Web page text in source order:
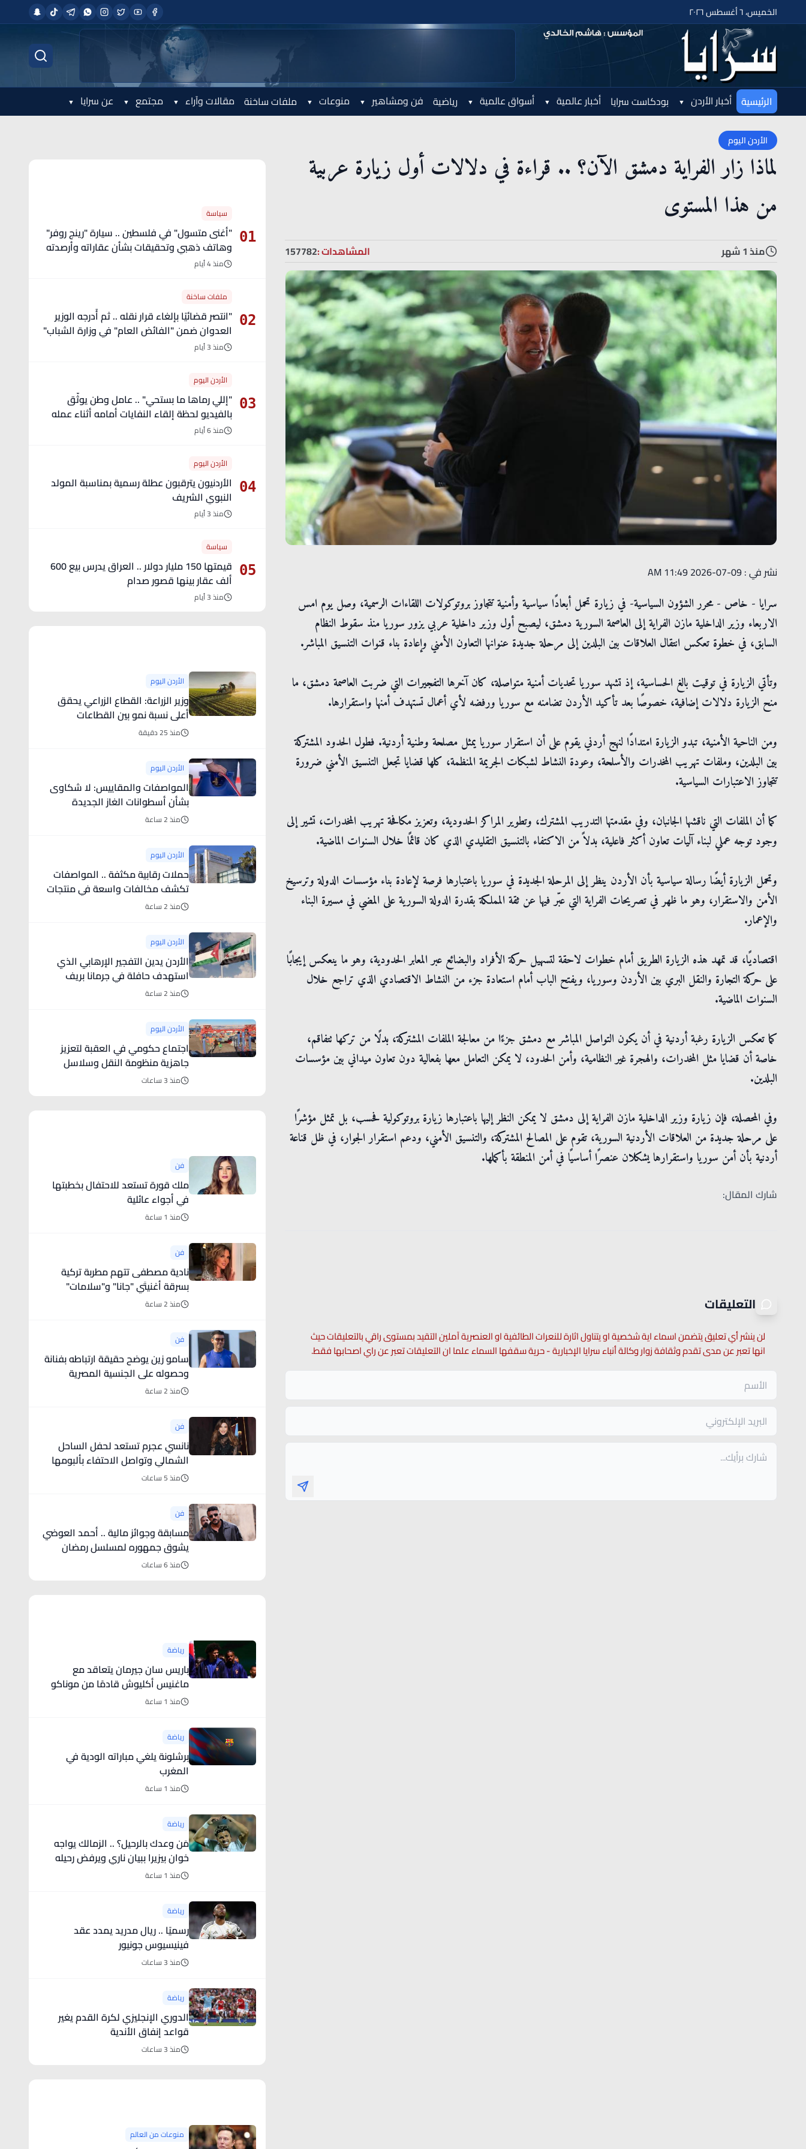
الخميس، ٦ أغسطس ٢٠٢٦
الرئيسية أخبار الأردن بودكاست سرايا أخبار عالمية أسواق عالمية رياضية فن ومشاهير منوعات ملفات ساخنة مقالات وآراء مجتمع عن سرايا
الأردن اليوم
لماذا زار الفراية دمشق الآن؟ .. قراءة في دلالات أول زيارة عربية
من هذا المستوى
منذ 1 شهر المشاهدات :157782
نشر في : 09-07-2026 11:49 AM
سرايا - خاص - محرر الشؤون السياسية- في زيارة تحمل أبعادًا سياسية وأمنية تتجاوز بروتوكولات اللقاءات الرسمية، وصل يوم امس
الاربعاء وزير الداخلية مازن الفراية إلى العاصمة السورية دمشق، ليصبح أول وزير داخلية عربي يزور سوريا منذ سقوط النظام
السابق، في خطوة تعكس انتقال العلاقات بين البلدين إلى مرحلة جديدة عنوانها التعاون الأمني وإعادة بناء قنوات التنسيق المباشر.
وتأتي الزيارة في توقيت بالغ الحساسية، إذ تشهد سوريا تحديات أمنية متواصلة، كان آخرها التفجيرات التي ضربت العاصمة دمشق، ما
منح الزيارة دلالات إضافية، خصوصًا بعد تأكيد الأردن تضامنه مع سوريا ورفضه لأي أعمال تستهدف أمنها واستقرارها.
ومن الناحية الأمنية، تبدو الزيارة امتدادًا لنهج أردني يقوم على أن استقرار سوريا يمثل مصلحة وطنية أردنية. فطول الحدود المشتركة
بين البلدين، وملفات تهريب المخدرات والأسلحة، وعودة النشاط لشبكات الجريمة المنظمة، كلها قضايا تجعل التنسيق الأمني ضرورة
تتجاوز الاعتبارات السياسية.
كما أن الملفات التي ناقشها الجانبان، وفي مقدمتها التدريب المشترك، وتطوير المراكز الحدودية، وتعزيز مكافحة تهريب المخدرات، تشير إلى
وجود توجه عملي لبناء آليات تعاون أكثر فاعلية، بدلاً من الاكتفاء بالتنسيق التقليدي الذي كان قائمًا خلال السنوات الماضية.
وتحمل الزيارة أيضًا رسالة سياسية بأن الأردن ينظر إلى المرحلة الجديدة في سوريا باعتبارها فرصة لإعادة بناء مؤسسات الدولة وترسيخ
الأمن والاستقرار، وهو ما ظهر في تصريحات الفراية التي عبّر فيها عن ثقة المملكة بقدرة الدولة السورية على المضي في مسيرة البناء
والإعمار.
اقتصاديًا، قد تمهد هذه الزيارة الطريق أمام خطوات لاحقة لتسهيل حركة الأفراد والبضائع عبر المعابر الحدودية، وهو ما ينعكس إيجابًا
على حركة التجارة والنقل البري بين الأردن وسوريا، ويفتح الباب أمام استعادة جزء من النشاط الاقتصادي الذي تراجع خلال
السنوات الماضية.
كما تعكس الزيارة رغبة أردنية في أن يكون التواصل المباشر مع دمشق جزءًا من معالجة الملفات المشتركة، بدلًا من تركها تتفاقم،
خاصة أن قضايا مثل المخدرات، والهجرة غير النظامية، وأمن الحدود، لا يمكن التعامل معها بفعالية دون تعاون ميداني بين مؤسسات
البلدين.
وفي المحصلة، فإن زيارة وزير الداخلية مازن الفراية إلى دمشق لا يمكن النظر إليها باعتبارها زيارة بروتوكولية فحسب، بل تمثل مؤشرًا
على مرحلة جديدة من العلاقات الأردنية السورية، تقوم على المصالح المشتركة، والتنسيق الأمني، ودعم استقرار الجوار، في ظل قناعة
أردنية بأن أمن سوريا واستقرارها يشكلان عنصرًا أساسيًا في أمن المنطقة بأكملها.
شارك المقال:
التعليقات
لن ينشر أي تعليق يتضمن اسماء اية شخصية او يتناول اثارة للنعرات الطائفية او العنصرية آملين التقيد بمستوى راقي بالتعليقات حيث
انها تعبر عن مدى تقدم وثقافة زوار وكالة أنباء سرايا الإخبارية - حرية سقفها السماء علما ان التعليقات تعبر عن راي اصحابها فقط.
01
سياسة
"أغنى متسول" في فلسطين .. سيارة "رينج روفر"
وهاتف ذهبي وتحقيقات بشأن عقاراته وأرصدته
منذ 4 أيام
02
ملفات ساخنة
"انتصر قضائيًا بإلغاء قرار نقله .. ثم أُدرجه الوزير
العدوان ضمن "الفائض العام" في وزارة الشباب"
- تفاصيل
منذ 3 أيام
03
الأردن اليوم
"إللي رماها ما بستحي" .. عامل وطن يوثّق
بالفيديو لحظة إلقاء النفايات أمامه أثناء عمله
منذ 6 أيام
04
الأردن اليوم
الأردنيون يترقبون عطلة رسمية بمناسبة المولد
النبوي الشريف
منذ 3 أيام
05
سياسة
قيمتها 150 مليار دولار .. العراق يدرس بيع 600
ألف عقار بينها قصور صدام
منذ 3 أيام
الأردن اليوم
وزير الزراعة: القطاع الزراعي يحقق
أعلى نسبة نمو بين القطاعات
الاقتصادية
منذ 25 دقيقة
الأردن اليوم
المواصفات والمقاييس: لا شكاوى
بشأن أسطوانات الغاز الجديدة
منذ 2 ساعة
الأردن اليوم
حملات رقابية مكثفة .. المواصفات
تكشف مخالفات واسعة في منتجات
التجميل والألعاب والمنتجات
منذ 2 ساعة
الأردن اليوم
الأردن يدين التفجير الإرهابي الذي
استهدف حافلة في جرمانا بريف
دمشق
منذ 2 ساعة
الأردن اليوم
اجتماع حكومي في العقبة لتعزيز
جاهزية منظومة النقل وسلاسل
التوريد
منذ 3 ساعات
فن
ملك قورة تستعد للاحتفال بخطبتها
في أجواء عائلية
منذ 1 ساعة
فن
نادية مصطفى تتهم مطربة تركية
بسرقة أغنيتَي "جانا" و"سلامات"
منذ 2 ساعة
فن
سامو زين يوضح حقيقة ارتباطه بفنانة
وحصوله على الجنسية المصرية
منذ 2 ساعة
فن
نانسي عجرم تستعد لحفل الساحل
الشمالي وتواصل الاحتفاء بألبومها
منذ 5 ساعات
فن
مسابقة وجوائز مالية .. أحمد العوضي
يشوق جمهوره لمسلسل رمضان
2027
منذ 6 ساعات
رياضة
باريس سان جيرمان يتعاقد مع
ماغنيس أكليوش قادمًا من موناكو
منذ 1 ساعة
رياضة
برشلونة يلغي مباراته الودية في
المغرب
منذ 1 ساعة
رياضة
مَن وعدك بالرحيل؟ .. الزمالك يواجه
خوان بيزيرا ببيان ناري ويرفض رحيله
منذ 1 ساعة
رياضة
رسميًا .. ريال مدريد يمدد عقد
فينيسيوس جونيور
منذ 3 ساعات
رياضة
الدوري الإنجليزي لكرة القدم يغير
قواعد إنفاق الأندية
منذ 3 ساعات
منوعات من العالم